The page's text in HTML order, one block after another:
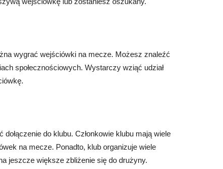
wygrać wejściówki na mecze. Możesz znaleźć
społecznościowych. Wystarczy wziąć udział
do klubu. Członkowie klubu mają wiele
na mecze. Ponadto, klub organizuje wiele
jeszcze większe zbliżenie się do drużyny.